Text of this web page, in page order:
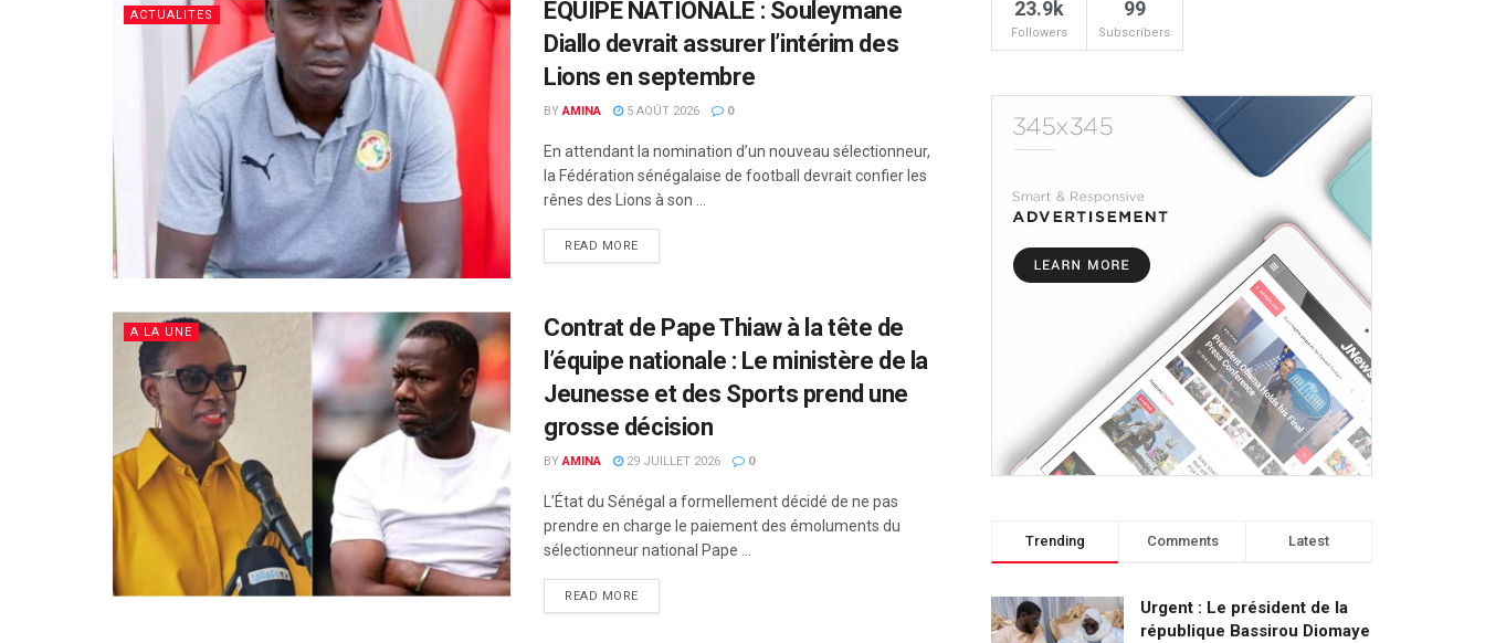
ACTUALITES
ÉQUIPE NATIONALE : Souleymane
Diallo devrait assurer l’intérim des
Lions en septembre
BY AMINA 5 AOÛT 2026 0
En attendant la nomination d’un nouveau sélectionneur,
la Fédération sénégalaise de football devrait confier les
rênes des Lions à son ...
READ MORE
A LA UNE
Contrat de Pape Thiaw à la tête de
l’équipe nationale : Le ministère de la
Jeunesse et des Sports prend une
grosse décision
BY AMINA 29 JUILLET 2026 0
L’État du Sénégal a formellement décidé de ne pas
prendre en charge le paiement des émoluments du
sélectionneur national Pape ...
READ MORE
23.9k
Followers
99
Subscribers
Trending Comments Latest
Urgent : Le président de la
république Bassirou Diomaye